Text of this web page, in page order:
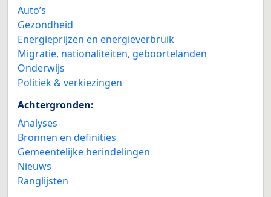
Auto’s
Gezondheid
Energieprijzen en energieverbruik
Migratie, nationaliteiten, geboortelanden
Onderwijs
Politiek & verkiezingen
Achtergronden:
Analyses
Bronnen en definities
Gemeentelijke herindelingen
Nieuws
Ranglijsten